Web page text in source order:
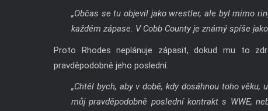
„Občas se tu objevil jako wrestler, ale byl mimo
každém zápase. V Cobb County je známý spíše
Proto Rhodes neplánuje zápasit, dokud mu to
pravděpodobně jeho poslední.
„Chtěl bych, aby v době, kdy dosáhnou toho
můj pravděpodobně poslední kontrakt s WWE,